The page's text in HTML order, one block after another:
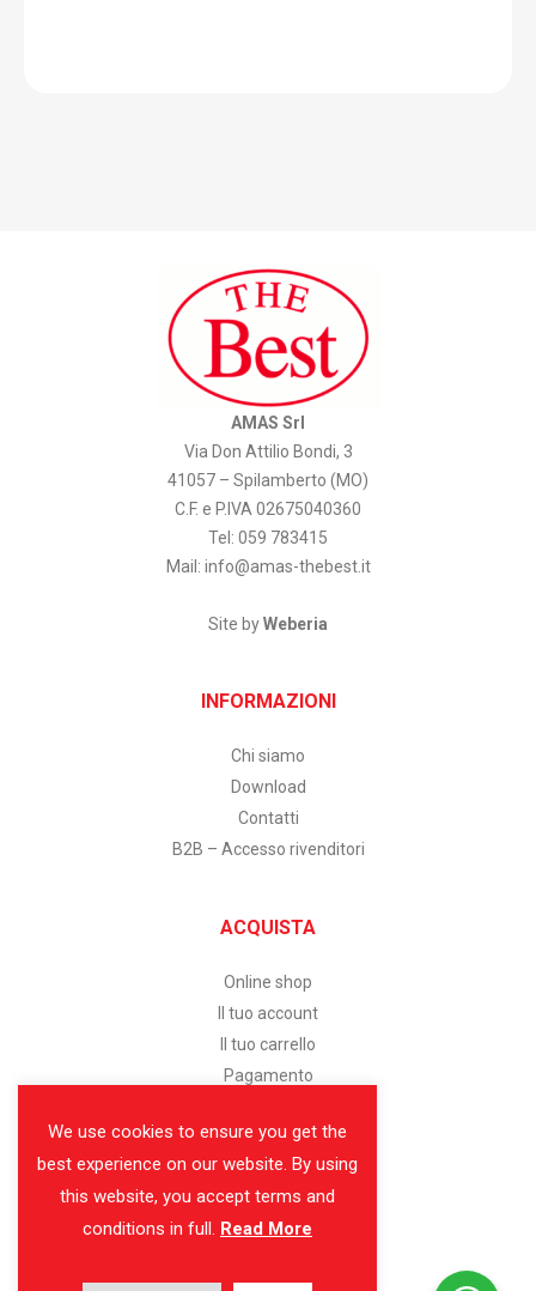
AMAS Srl
Via Don Attilio Bondi, 3
41057 – Spilamberto (MO)
C.F. e P.IVA 02675040360
Tel: 059 783415
Mail: info@amas-thebest.it
Site byWeberia
INFORMAZIONI
Chi siamo
Download
Contatti
B2B – Accesso rivenditori
ACQUISTA
Online shop
Il tuo account
Il tuo carrello
Pagamento
SERVIZIO CLIENTI
Assistenza clienti
Modalità di pagamento
We use cookies to ensure you get the
best experience on our website. By using
this website, you accept terms and
conditions in full. Read More